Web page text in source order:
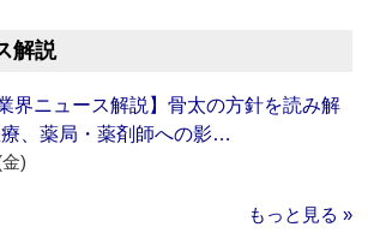
解説
界ニュース解説】骨太の方針を読み解
療、薬局・薬剤師への影…
)
もっと見る »